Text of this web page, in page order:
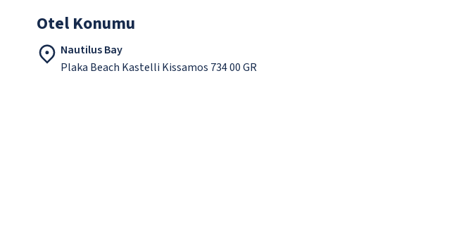
Otel Konumu
Nautilus Bay
Plaka Beach Kastelli Kissamos 734 00 GR